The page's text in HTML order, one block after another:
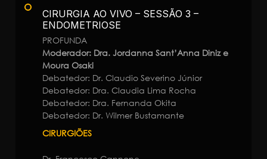
CIRURGIA AO VIVO – SESSÃO 3 –
ENDOMETRIOSE
PROFUNDA
Moderador: Dra. Jordanna Sant’Anna Diniz e
Moura Osaki
Debatedor: Dr. Claudio Severino Júnior
Debatedor: Dra. Claudia Lima Rocha
Debatedor: Dra. Fernanda Okita
Debatedor: Dr. Wilmer Bustamante
CIRURGIÕES